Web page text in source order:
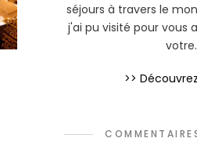
séjours à travers le
j'ai pu visité pour vous
votre.
>>